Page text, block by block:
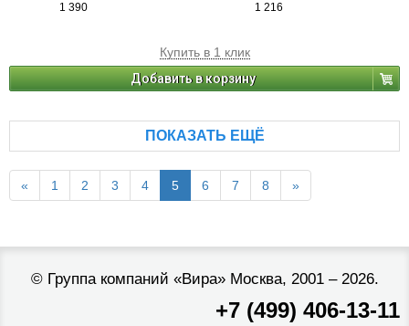
1 390 1 216
Купить в 1 клик
Добавить в корзину
ПОКАЗАТЬ ЕЩЁ
« 1 2 3 4 5 6 7 8 »
© Группа компаний «Вира»Москва, 2001 – 2026.
+7 (499) 406-13-11